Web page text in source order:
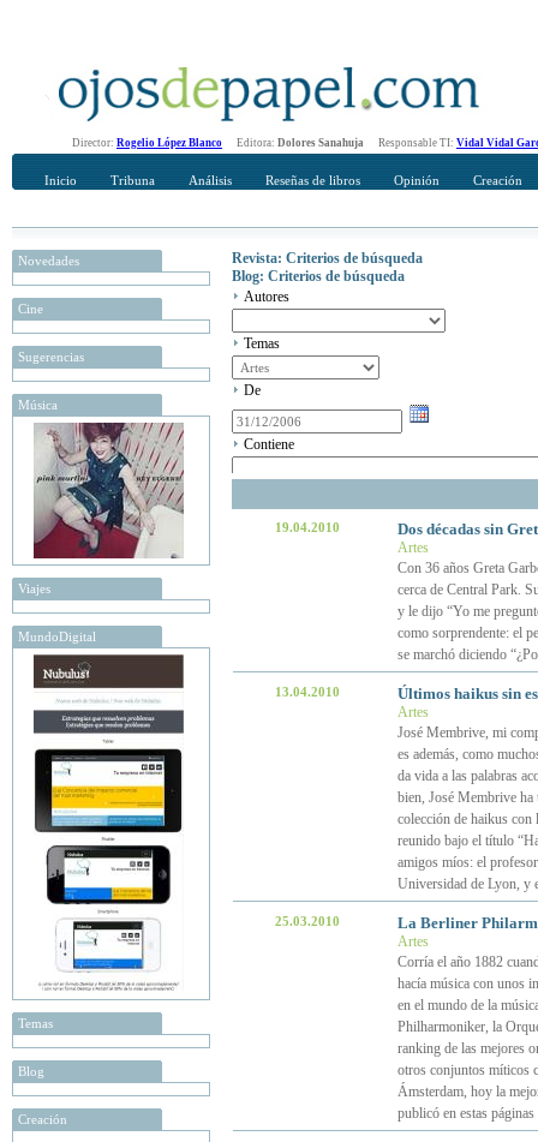
Director: Rogelio López Blanco Editora: Dolores Sanahuja Responsable TI: Vidal Vidal
Inicio Tribuna Análisis Reseñas de libros Opinión Creación
Novedades
Cine
Sugerencias
Música
Viajes
MundoDigital
Temas
Blog
Creación
Revista: Criterios de búsqueda
Blog: Criterios de búsqueda
Autores
Temas
De
Contiene
19.04.2010 Dos décadas sin
Artes
Con 36 años Greta
cerca de Central Park.
y le dijo “Yo me
como sorprendente: el
se marchó diciendo
13.04.2010 Últimos haikus sin
Artes
José Membrive, mi
es además, como
da vida a las palabras
bien, José Membrive ha
colección de haikus con
reunido bajo el título
amigos míos: el
Universidad de Lyon, y
25.03.2010 La Berliner
Artes
Corría el año 1882
hacía música con unos
en el mundo de la
Philharmoniker, la
ranking de las mejores
otros conjuntos míticos
Ámsterdam, hoy la
publicó en estas páginas